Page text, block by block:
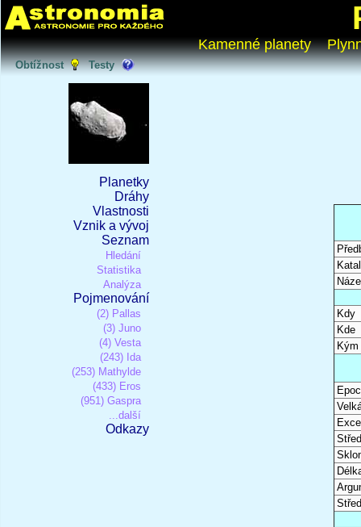
Kamenné planety
Obtížnost Testy
Planetky
Dráhy
Vlastnosti
Vznik a vývoj
Seznam
Hledání
Statistika
Analýza
Pojmenování
(2) Pallas
(3) Juno
(4) Vesta
(243) Ida
(253) Mathylde
(433) Eros
(951) Gaspra
...další
Odkazy
Kdy
Kde
Kým